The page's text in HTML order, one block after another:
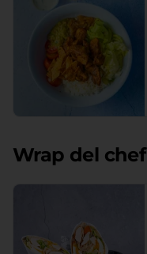
Wrap del chef